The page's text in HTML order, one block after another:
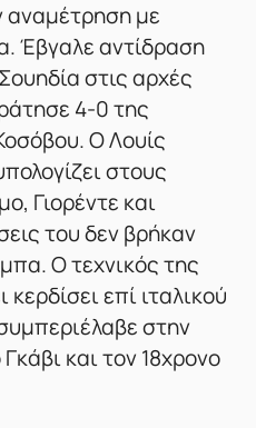
αναμέτρηση με
Έβγαλε αντίδραση
στις αρχές
4-0 της
Ο Λουίς
στους
Γιορέντε και
του δεν βρήκαν
Ο τεχνικός της
κερδίσει επί ιταλικού
στην
και τον 18χρονο